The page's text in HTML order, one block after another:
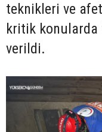
teknikleri ve
kritik konularda
verildi.